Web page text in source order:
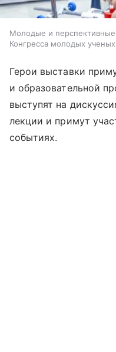
Молодые и
Конгресса молодых ученых
Герои выставки
и образовательной
выступят на
лекции и примут
событиях.